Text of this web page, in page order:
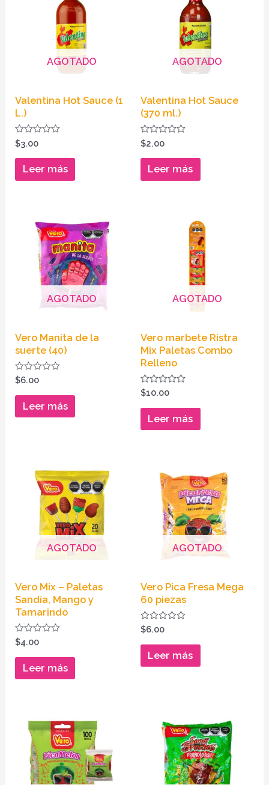
AGOTADO
Valentina Hot Sauce (1
L.)
Valorado
en
0
$3.00
Leer más
AGOTADO
Valentina Hot Sauce
(370 ml.)
Valorado
en
0
$2.00
Leer más
AGOTADO
Vero Manita de la
suerte (40)
Valorado
en
0
$6.00
Leer más
AGOTADO
Vero marbete Ristra
Mix Paletas Combo
Relleno
Valorado
en
0
$10.00
Leer más
AGOTADO
Vero Mix – Paletas
Sandía, Mango y
Tamarindo
Valorado
en
0
$4.00
Leer más
AGOTADO
Vero Pica Fresa Mega
60 piezas
Valorado
en
0
$6.00
Leer más